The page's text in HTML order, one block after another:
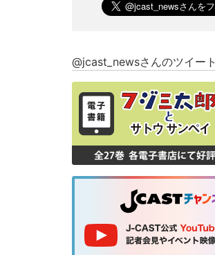
@jcast_newsさんのツイート